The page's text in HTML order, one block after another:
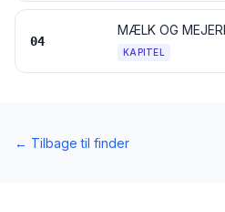
04
KAPITEL
← Tilbage til finder